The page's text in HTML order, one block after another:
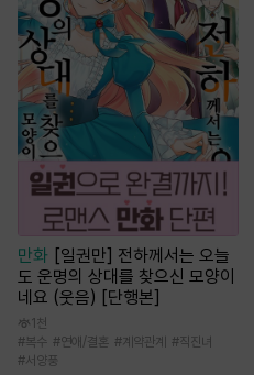
만화
[일권만] 전하께서는 오늘
도 운명의 상대를 찾으신 모양이
네요 (웃음) [단행본]
1천
#복수 #연애/결혼 # 계약관계 #직진녀
#서양풍